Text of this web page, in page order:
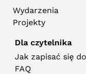
Wydarzenia
Projekty
Dla czytelnika
Jak zapisać się
FAQ